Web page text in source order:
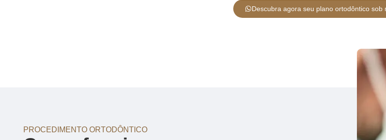
Descubra agora seu plano ortodôntico sob
PROCEDIMENTO ORTODÔNTICO